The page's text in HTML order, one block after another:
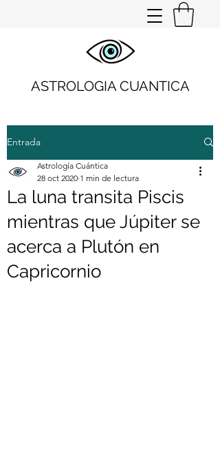
ASTROLOGIA CUANTICA
Entrada
La luna transita Piscis
mientras que Júpiter se
acerca a Plutón en
Capricornio
Astrología Cuántica
28 oct 2020 1 min de lectura